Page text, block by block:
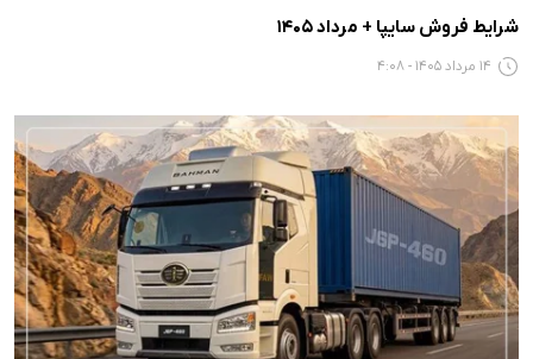
شرایط فروش سایپا + مرداد 1405
14 مرداد 1405 - 4:08